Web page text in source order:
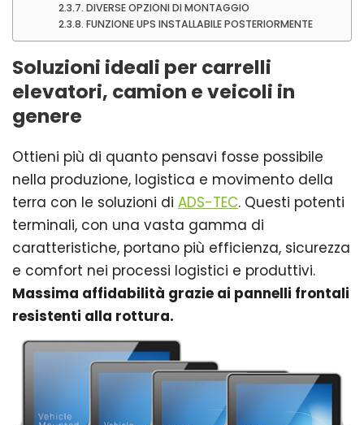
DIVERSE OPZIONI DI MONTAGGIO
FUNZIONE UPS INSTALLABILE POSTERIORMENTE
Soluzioni ideali per carrelli
elevatori, camion e veicoli in
genere
Ottieni più di quanto pensavi fosse possibile
nella produzione, logistica e movimento della
terra con le soluzioni di ADS-TEC. Questi potenti
terminali, con una vasta gamma di
caratteristiche, portano più efficienza, sicurezza
e comfort nei processi logistici e produttivi.
Massima affidabilità grazie ai pannelli frontali
resistenti alla rottura.